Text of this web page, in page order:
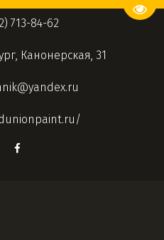
713-84-62
, Канонерская, 31